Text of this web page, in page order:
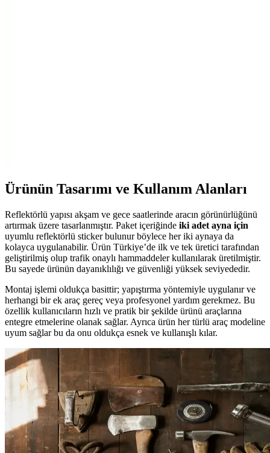
Ürünün Tasarımı ve Kullanım Alanları
Reflektörlü yapısı akşam ve gece saatlerinde aracın görünürlüğünü
artırmak üzere tasarlanmıştır. Paket içeriğinde iki adet ayna için
uyumlu reflektörlü sticker bulunur böylece her iki aynaya da
kolayca uygulanabilir. Ürün Türkiye’de ilk ve tek üretici tarafından
geliştirilmiş olup trafik onaylı hammaddeler kullanılarak üretilmiştir.
Bu sayede ürünün dayanıklılığı ve güvenliği yüksek seviyededir.
Montaj işlemi oldukça basittir; yapıştırma yöntemiyle uygulanır ve
herhangi bir ek araç gereç veya profesyonel yardım gerekmez. Bu
özellik kullanıcıların hızlı ve pratik bir şekilde ürünü araçlarına
entegre etmelerine olanak sağlar. Ayrıca ürün her türlü araç modeline
uyum sağlar bu da onu oldukça esnek ve kullanışlı kılar.